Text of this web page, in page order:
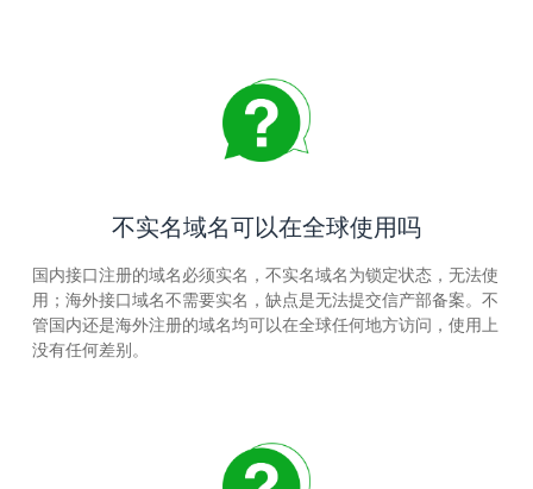
不实名域名可以在全球使用吗
国内接口注册的域名必须实名，不实名域名为锁定状态，无法使
用；海外接口域名不需要实名，缺点是无法提交信产部备案。不
管国内还是海外注册的域名均可以在全球任何地方访问，使用上
没有任何差别。